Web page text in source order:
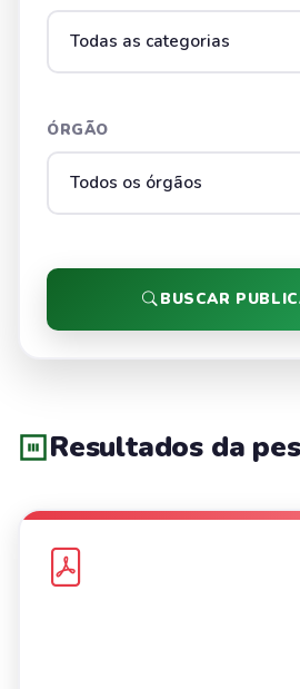
ÓRGÃO
BUSCAR
Resultados da